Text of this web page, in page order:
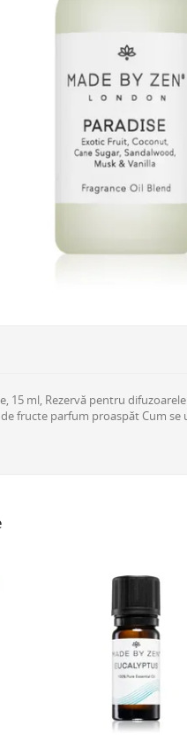
15 ml, Rezervă pentru
fructe parfum proaspăt Cum